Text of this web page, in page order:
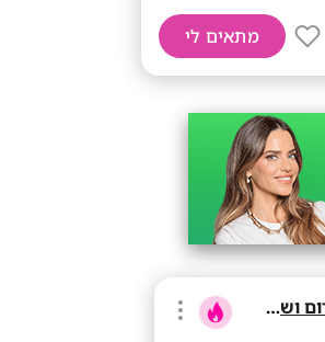
מתאים לי
טופ מרקטינג קידום ושיווק בע"מ